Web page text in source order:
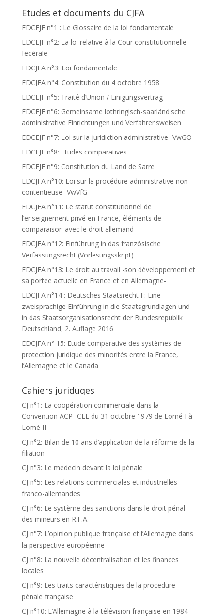
Etudes et documents du CJFA
EDCEJF n°1 : Le Glossaire de la loi fondamentale
EDCEJF n°2: La loi relative à la Cour constitutionnelle
fédérale
EDCJFA n°3: Loi fondamentale
EDCJFA n°4: Constitution du 4 octobre 1958
EDCEJF n°5: Traité d’Union / Einigungsvertrag
EDCEJF n°6: Gemeinsame lothringisch-saarländische
administrative Einrichtungen und Verfahrensweisen
EDCEJF n°7: Loi sur la juridiction administrative -VwGO-
EDCEJF n°8: Etudes comparatives
EDCEJF n°9: Constitution du Land de Sarre
EDCJFA n°10: Loi sur la procédure administrative non
contentieuse -VwVfG-
EDCJFA n°11: Le statut constitutionnel de
l’enseignement privé en France, éléments de
comparaison avec le droit allemand
EDCJFA n°12: Einführung in das französische
Verfassungsrecht (Vorlesungsskript)
EDCJFA n°13: Le droit au travail -son développement et
sa portée actuelle en France et en Allemagne-
EDCJFA n°14 : Deutsches Staatsrecht I : Eine
zweisprachige Einführung in die Staatsgrundlagen und
in das Staatsorganisationsrecht der Bundesrepublik
Deutschland, 2. Auflage 2016
EDCJFA n° 15: Etude comparative des systèmes de
protection juridique des minorités entre la France,
l’Allemagne et le Canada
Cahiers juriduqes
CJ n°1: La coopération commerciale dans la
Convention ACP- CEE du 31 octobre 1979 de Lomé I à
Lomé II
CJ n°2: Bilan de 10 ans d’application de la réforme de la
filiation
CJ n°3: Le médecin devant la loi pénale
CJ n°5: Les relations commerciales et industrielles
franco-allemandes
CJ n°6: Le système des sanctions dans le droit pénal
des mineurs en R.F.A.
CJ n°7: L’opinion publique française et l’Allemagne dans
la perspective européenne
CJ n°8: La nouvelle décentralisation et les finances
locales
CJ n°9: Les traits caractéristiques de la procedure
pénale française
CJ n°10: L’Allemagne à la télévision française en 1984